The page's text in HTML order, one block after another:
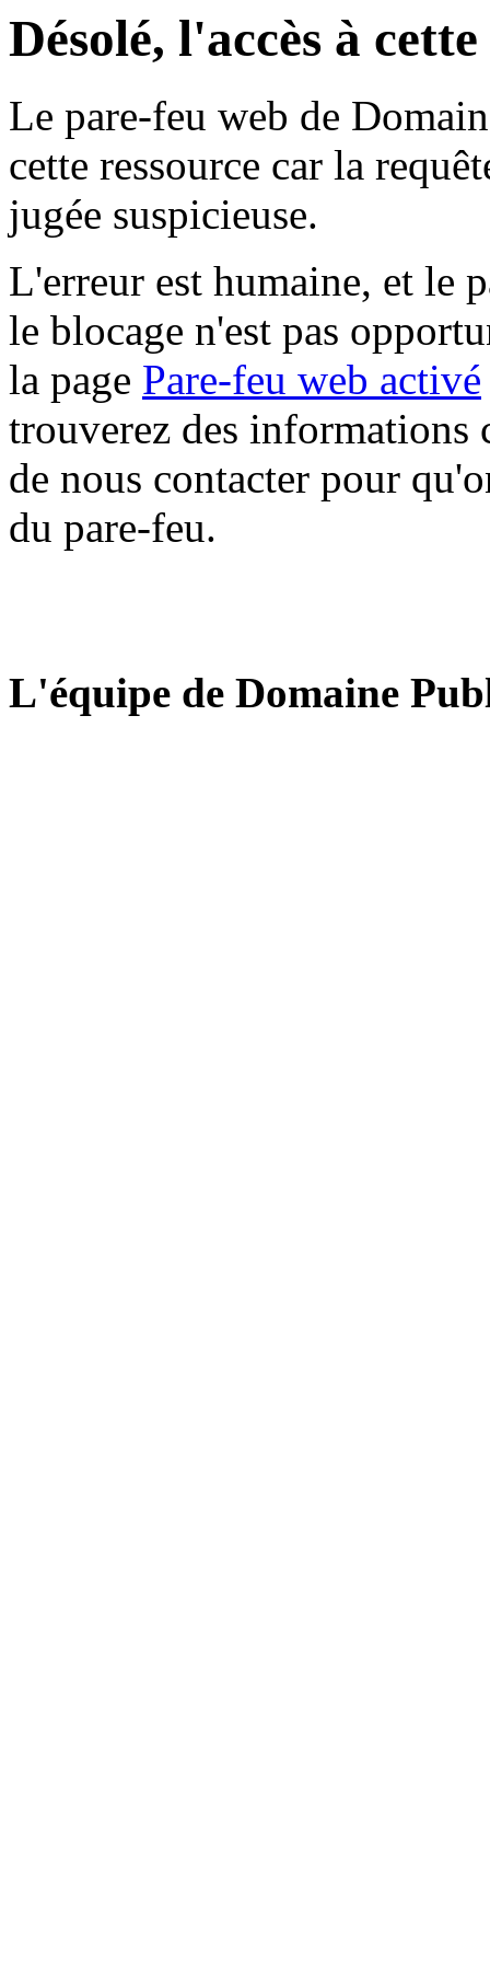
Désolé, l'accès à
Le pare-feu web de
cette ressource car la
jugée suspicieuse.
L'erreur est humaine, et le
le blocage n'est pas
la page Pare-feu web activé
trouverez des informations
de nous contacter pour
du pare-feu.
L'équipe de Domaine